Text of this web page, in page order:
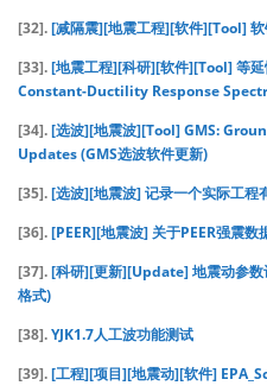
[32].[减隔震][地震工程][软件][Tool] 软
[33].[地震工程][科研][软件][Tool] 等
Constant-Ductility Response
[34].[选波][地震波][Tool] GMS:
Updates (GMS选波软件更新)
[35].[选波][地震波] 记录一个实际工程
[36].[PEER][地震波] 关于PEER强震
[37].[科研][更新][Update] 地震动参数
格式)
[38].YJK1.7人工波功能测试
[39].[工程][项目][地震动][软件]